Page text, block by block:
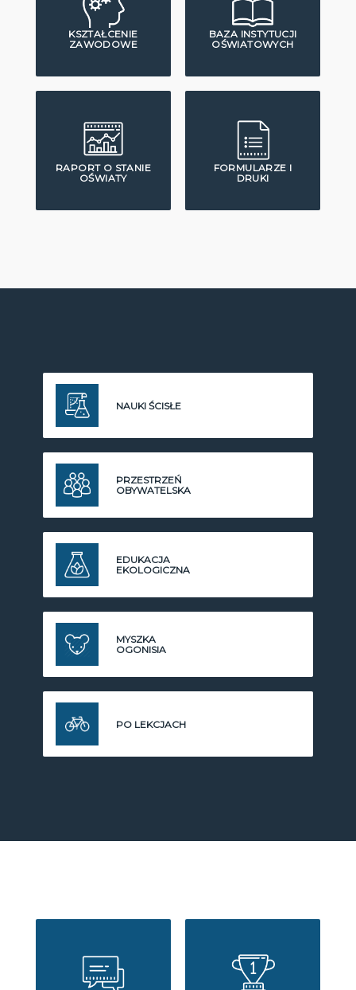
KSZTAŁCENIE
ZAWODOWE
BAZA INSTYTUCJI
OŚWIATOWYCH
RAPORT O STANIE
OŚWIATY
FORMULARZE I
DRUKI
NAUKI ŚCISŁE
PRZESTRZEŃ
OBYWATELSKA
EDUKACJA
EKOLOGICZNA
MYSZKA
OGONISIA
PO LEKCJACH